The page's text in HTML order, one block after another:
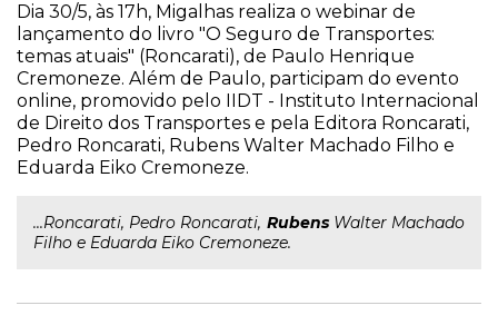
Dia 30/5, às 17h, Migalhas realiza o webinar de
lançamento do livro "O Seguro de Transportes:
temas atuais" (Roncarati), de Paulo Henrique
Cremoneze. Além de Paulo, participam do evento
online, promovido pelo IIDT - Instituto Internacional
de Direito dos Transportes e pela Editora Roncarati,
Pedro Roncarati, Rubens Walter Machado Filho e
Eduarda Eiko Cremoneze.
...Roncarati, Pedro Roncarati, RubensWalter Machado
Filho e Eduarda Eiko Cremoneze.